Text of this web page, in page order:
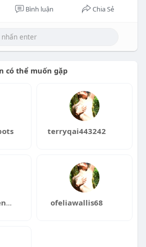
Bình luận Chia Sẻ
có thể muốn gặp
terryqai443242
healthsupplements5861 ofeliawallis68